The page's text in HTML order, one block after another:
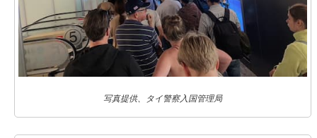
写真提供、タイ警察入国管理局